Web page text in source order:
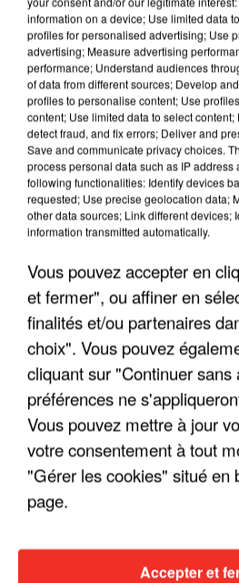
LES INTERVIEWS
FRANCE
"JE SUIS À
ENFOIRÉS"
"ON A TOUS
information on a device; Use limited data
profiles for personalised advertising; Use
advertising; Measure advertising
performance; Understand audiences
of data from different sources; Develop
profiles to personalise content; Use
content; Use limited data to select
detect fraud, and fix errors; Deliver and
Save and communicate privacy choices.
process personal data such as IP address
following functionalities: Identify devices
requested; Use precise geolocation data;
other data sources; Link different devices;
information transmitted automatically.
Vous pouvez accepter en
et fermer", ou affiner en
finalités et/ou partenaires
choix". Vous pouvez
cliquant sur "Continuer sans
préférences ne
Vous pouvez mettre à jour
votre consentement à tout
"Gérer les cookies" situé en
page.
Accepter et